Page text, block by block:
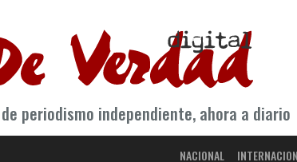
periodismo independiente, ahora a diario
NACIONAL